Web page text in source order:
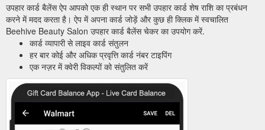
उपहार कार्ड बैलेंस ऐप आपको एक ही स्थान पर सभी उपहार कार्ड शेष राशि का प्रबंधन
करने में मदद करता है। ऐप में अपना कार्ड जोड़ें और कुछ ही क्लिक में स्वचालित
Beehive Beauty Salon उपहार कार्ड बैलेंस चेकर का उपयोग करें.
कार्ड व्यापारी से लाइव कार्ड संतुलन
हर बार कोई और अधिक प्रवृत्ति कार्ड नंबर टाइपिंग
एक नज़र में क्वेरी विकल्पों को संतुलित करें